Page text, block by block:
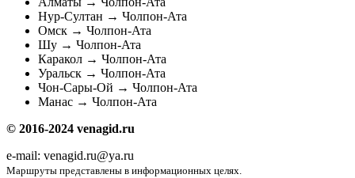
Нур-Султан → Чолпон-Ата
Омск → Чолпон-Ата
Шу → Чолпон-Ата
Каракол → Чолпон-Ата
Уральск → Чолпон-Ата
Чон-Сары-Ой → Чолпон-Ата
Манас → Чолпон-Ата
© 2016-2024 venagid.ru
е-mail: venagid.ru@ya.ru
Маршруты представлены в информационных целях.